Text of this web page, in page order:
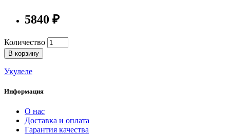
5840 ₽
Количество
В корзину
Укулеле
Информация
О нас
Доставка и оплата
Гарантия качества